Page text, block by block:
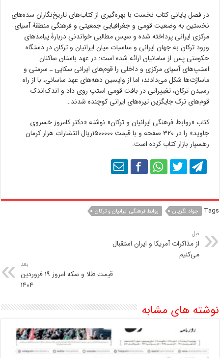
در فصل پایانی کتاب نخست با بهره‌گیری از کتاب‌های تاریخ‌نگاران سده‌های
نخستین به وضعیت قومی و جغرافیایی جمعیتی و فرهنگی منطقۀ آسیای
مرکزی ایرانی پرداخته شده و سپس مطالبی خواندنی دربارۀ پیامدهای
ورود ترکان به جهان ایرانی و مناسبات میان ایرانیان و ترکان در دستگاه
حکومتی پس از سامانیان ارائه شده است: در عهد باستان ساکنان
استپ‌های آسیای مرکزی و داخلی را قوم‌های ایرانی سکایی ـ سرمتی و
ماساژت‌ها شکل می‌دادند؛ اما از واپسین دهه‌های عهد ساسانی، با از راه
رسیدن ترکان، تغییراتی در بافت قومی استپ روی داد و اندک‌اندک
قوم‌های ترک جایگزین تیره‌های ایرانی کوچنده شدند…
کتاب «روابط فرهنگی ایرانیان و ترکان» نوشته «دکتر کامروز خسروی
جاوید» را در ۳۲۰ صفحه و با قیمت ۱۵۰۰۰۰۰ریال انتشارات هزار کرمان
رهسپار بازار کتاب کرده است.
Tags جواد لگزیان روابط فرهنگی ایرانیان و ترکان
قبل
از مذاکرات آمریکا و ایران استقبال
می‌کنیم
بعد
قیمت طلا و سکه امروز ۱۹ فروردین
۱۴۰۴
نوشته های مشابه